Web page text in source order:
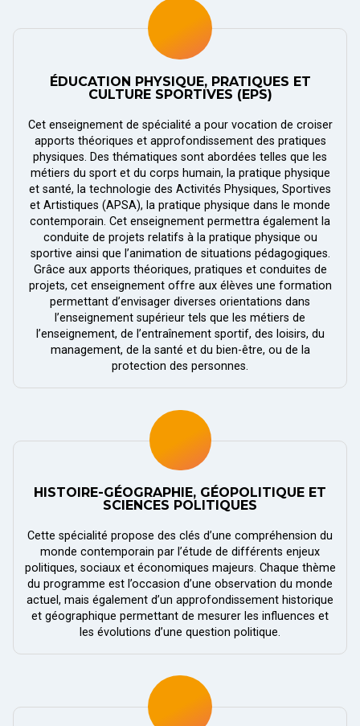
ÉDUCATION PHYSIQUE, PRATIQUES ET
CULTURE SPORTIVES (EPS)
Cet enseignement de spécialité a pour vocation de croiser
apports théoriques et approfondissement des pratiques
physiques. Des thématiques sont abordées telles que les
métiers du sport et du corps humain, la pratique physique
et santé, la technologie des Activités Physiques, Sportives
et Artistiques (APSA), la pratique physique dans le monde
contemporain. Cet enseignement permettra également la
conduite de projets relatifs à la pratique physique ou
sportive ainsi que l’animation de situations pédagogiques.
Grâce aux apports théoriques, pratiques et conduites de
projets, cet enseignement offre aux élèves une formation
permettant d’envisager diverses orientations dans
l’enseignement supérieur tels que les métiers de
l’enseignement, de l’entraînement sportif, des loisirs, du
management, de la santé et du bien-être, ou de la
protection des personnes.
HISTOIRE-GÉOGRAPHIE, GÉOPOLITIQUE ET
SCIENCES POLITIQUES
Cette spécialité propose des clés d’une compréhension du
monde contemporain par l’étude de différents enjeux
politiques, sociaux et économiques majeurs. Chaque thème
du programme est l’occasion d’une observation du monde
actuel, mais également d’un approfondissement historique
et géographique permettant de mesurer les influences et
les évolutions d’une question politique.